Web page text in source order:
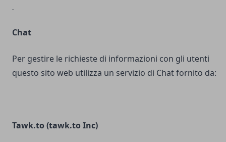
Chat
Per gestire le richieste di informazioni con gli utenti
questo sito web utilizza un servizio di Chat fornito da:
Tawk.to (tawk.to Inc)